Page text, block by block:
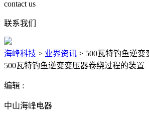
contact us
联系我们
海峰科技 > 业界资讯 > 500瓦特钓鱼逆
500瓦特钓鱼逆变变压器卷绕过程的装置
编辑 :
中山海峰电器